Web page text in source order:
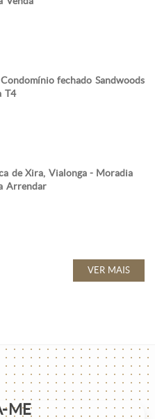
fechado Sandwoods
T4
de Xira, Vialonga - Moradia
Arrendar
VER MAIS
ME